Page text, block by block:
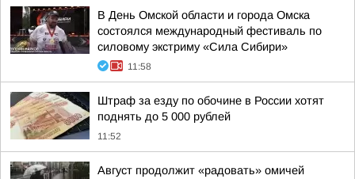
В День Омской области и города Омска
состоялся международный фестиваль по
силовому экстриму «Сила Сибири»
11:58
Штраф за езду по обочине в России хотят
поднять до 5 000 рублей
11:52
Август продолжит «радовать» омичей